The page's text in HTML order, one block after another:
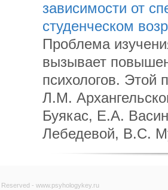
зависимости от
студенческом
Проблема
вызывает
психологов. Этой
Л.М.
Буякас, Е.А.
Лебедевой, В.С.
- www.psyhologykey.ru